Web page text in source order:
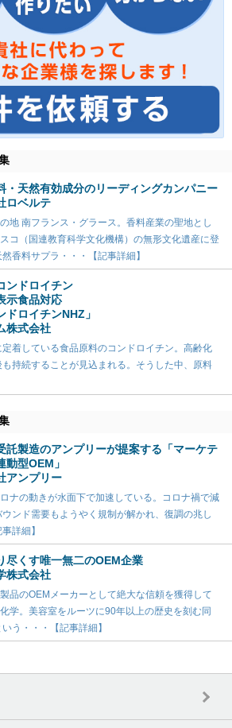
・天然有効成分のリーディングカンパニー
ロベルテ
地 南フランス・グラース。香料産業の聖地とし
コ（国連教育科学文化機構）の無形文化遺産に登
香料サプラ・・・【記事詳細】
ンドロイチン
示食品対応
ドロイチンNHZ」
株式会社
着している食品原料のコンドロイチン。高齢化
持続することが見込まれる。そうした中、原料
託製造のアンプリーが提案する「マーケテ
動型OEM」
アンプリー
ナの動きが水面下で加速している。コロナ禍で減
ンド需要もようやく規制が解かれ、復調の兆し
詳細】
尽くす唯一無二のOEM企業
株式会社
品のOEMメーカーとして絶大な信頼を獲得して
学。美容室をルーツに90年以上の歴史を刻む同
う・・・【記事詳細】